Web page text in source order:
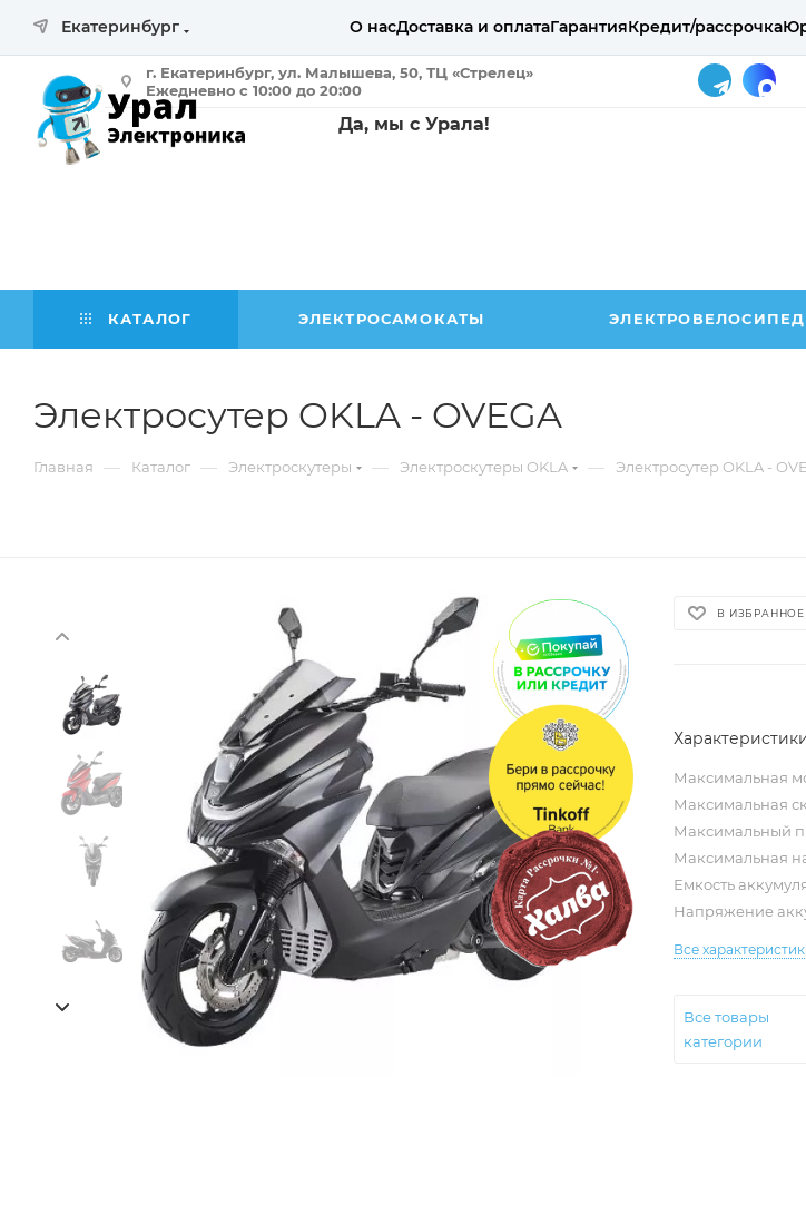
Екатеринбург О насДоставка и оплатаГарантияКредит/рассрочка
г. Екатеринбург, ул. Малышева, 50, ТЦ «Стрелец»
Ежедневно с 10:00 до 20:00
Да, мы с Урала!
КАТАЛОГ ЭЛЕКТРОСАМОКАТЫ
Электросутер OKLA - OVEGA
Главная — Каталог — Электроскутеры — Электроскутеры OKLA — Электросутер OKLA -
В ИЗБРАННОЕ
Максимальная
Максимальная
Максимальный
Максимальная
Емкость
Напряжение
Все
Все товары
категории